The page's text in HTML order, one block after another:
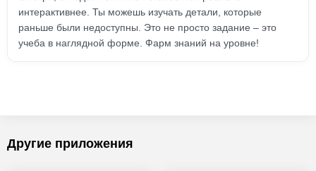
интерактивнее. Ты можешь изучать детали, которые
раньше были недоступны. Это не просто задание – это
учеба в наглядной форме. Фарм знаний на уровне!
Другие приложения